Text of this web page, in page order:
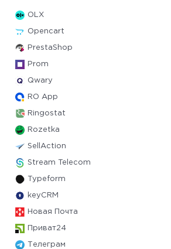
OLX
Opencart
PrestaShop
Prom
Qwary
RO App
Ringostat
Rozetka
SellAction
Stream Telecom
Typeform
keyCRM
Новая Почта
Приват24
Телеграм